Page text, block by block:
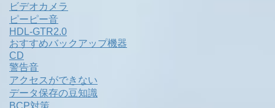
ビデオカメラ
ピーピー音
HDL-GTR2.0
おすすめバックアップ機器
CD
警告音
アクセスができない
データ保存の豆知識
BCP対策